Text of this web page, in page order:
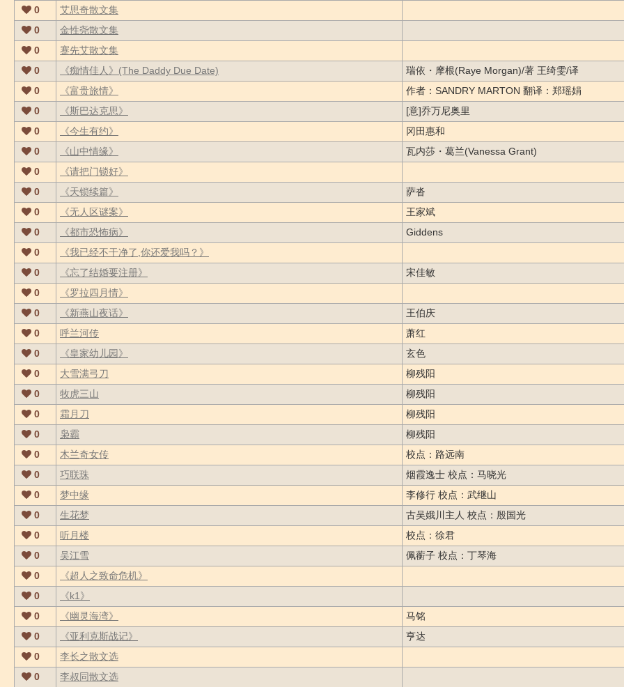
0
艾思奇散文集
0
金性尧散文集
0
蹇先艾散文集
0
《痴情佳人》(The Daddy Due Date)
瑞依・摩根(Raye Morgan)/著 王绮雯/译
0
《富贵旅情》
作者：SANDRY MARTON 翻译：郑瑶娟
0
《斯巴达克思》
[意]乔万尼奥里
0
《今生有约》
冈田惠和
0
《山中情缘》
瓦内莎・葛兰(Vanessa Grant)
0
《请把门锁好》
0
《天锁续篇》
萨沓
0
《无人区谜案》
王家斌
0
《都市恐怖病》
Giddens
0
《我已经不干净了,你还爱我吗？》
0
《忘了结婚要注册》
宋佳敏
0
《罗拉四月情》
0
《新燕山夜话》
王伯庆
0
呼兰河传
萧红
0
《皇家幼儿园》
玄色
0
大雪满弓刀
柳残阳
0
牧虎三山
柳残阳
0
霜月刀
柳残阳
0
枭霸
柳残阳
0
木兰奇女传
校点：路远南
0
巧联珠
烟霞逸士 校点：马晓光
0
梦中缘
李修行 校点：武继山
0
生花梦
古吴娥川主人 校点：殷国光
0
听月楼
校点：徐君
0
吴江雪
佩蘅子 校点：丁琴海
0
《超人之致命危机》
0
《k1》
0
《幽灵海湾》
马铭
0
《亚利克斯战记》
亨达
0
李长之散文选
0
李叔同散文选